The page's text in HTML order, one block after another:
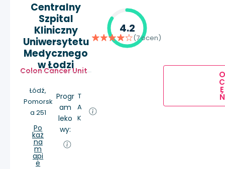
Centralny
Szpital
Kliniczny
Uniwersytetu
Medycznego
w Łodzi
Colon Cancer Unit
Łódź,
Pomorsk
a 251
Po
każ
na
m
api
e
Progr
am
leko
wy:
T
A
K
4.2
(7 ocen)
O
C
E
Ń